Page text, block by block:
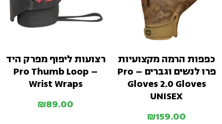
כפפות הרמה מקצועיות
פרו לנשים וגברים – Pro
Gloves 2.0 Gloves
UNISEX
₪159.00
רצועות ליפוף מפרק היד
– Pro Thumb Loop
Wrist Wraps
₪89.00